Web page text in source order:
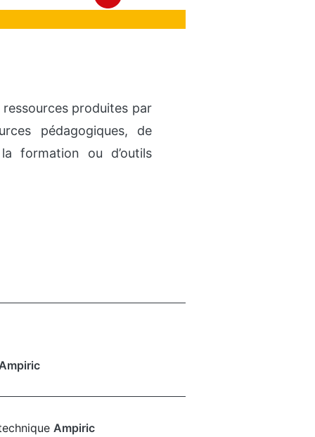
produites par
pédagogiques, de
formation ou d’outils
Ampiric